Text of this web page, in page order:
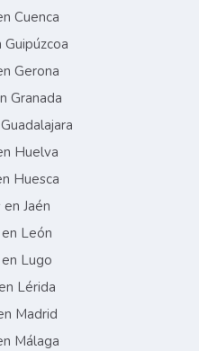
Cuenca
Guipúzcoa
Gerona
Granada
Huelva
Huesca
Jaén
León
Lugo
Lérida
Madrid
Málaga